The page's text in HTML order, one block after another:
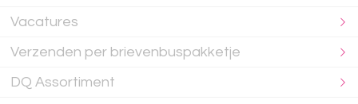
Vacatures
Verzenden per brievenbuspakketje
DQ Assortiment